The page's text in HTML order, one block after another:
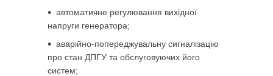
автоматичне регулювання вихідної
напруги генератора;
аварійно-попереджувальну сигналізацію
про стан ДПГУ та обслуговуючих його
систем;